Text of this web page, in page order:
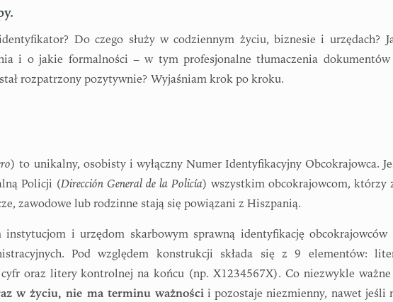
Do czego służy w codziennym życiu, biznesie i urzędach?
i o jakie formalności – w tym profesjonalne tłumaczenia
rozpatrzony pozytywnie? Wyjaśniam krok po kroku.
) to unikalny, osobisty i wyłączny Numer Identyfikacyjny Obcokrajowca.
Policji (Dirección General de la Policía) wszystkim obcokrajowcom, którzy
zawodowe lub rodzinne stają się powiązani z Hiszpanią.
i urzędom skarbowym sprawną identyfikację obcokrajowców
Pod względem konstrukcji składa się z 9 elementów:
oraz litery kontrolnej na końcu (np. X1234567X). Co niezwykle
w życiu, nie ma terminu ważnościi pozostaje niezmienny, nawet jeśli